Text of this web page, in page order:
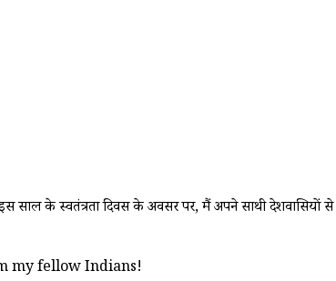
साल के स्वतंत्रता दिवस के अवसर पर, मैं अपने साथी देशवासियों
my fellow Indians!